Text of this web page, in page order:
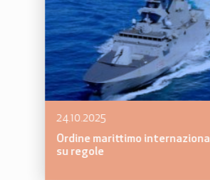
24.10.2025
Ordine marittimo
su regole